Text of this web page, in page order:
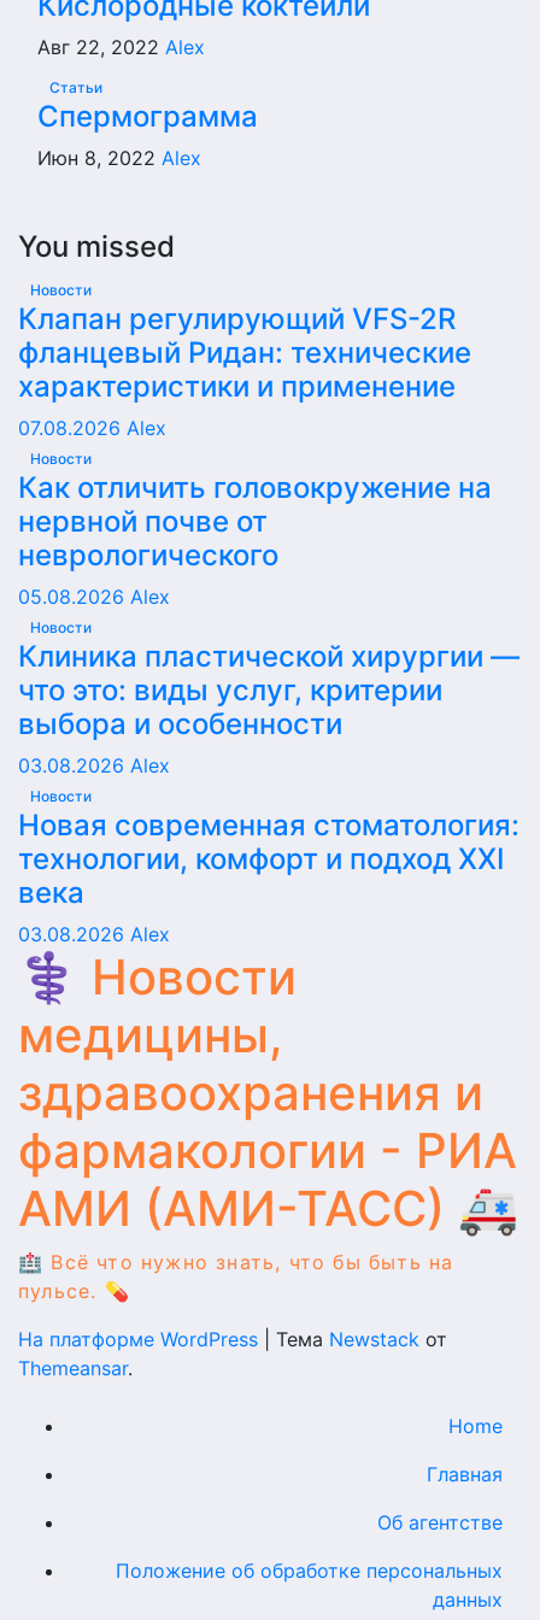
Авг 22, 2022 Alex
Статьи
Спермограмма
Июн 8, 2022 Alex
You missed
Новости
Клапан регулирующий VFS-2R
фланцевый Ридан: технические
характеристики и применение
07.08.2026 Alex
Новости
Как отличить головокружение на
нервной почве от
неврологического
05.08.2026 Alex
Новости
Клиника пластической хирургии —
что это: виды услуг, критерии
выбора и особенности
03.08.2026 Alex
Новости
Новая современная стоматология:
технологии, комфорт и подход XXI
века
03.08.2026 Alex
⚕️ Новости
медицины,
здравоохранения и
фармакологии - РИА
АМИ (АМИ-ТАСС) 🚑
🏥 Всё что нужно знать, что бы быть на
пульсе. 💊
На платформе WordPress
Тема Newstack от
Themeansar.
Home
Главная
Об агентстве
Положение об обработке персональных
данных